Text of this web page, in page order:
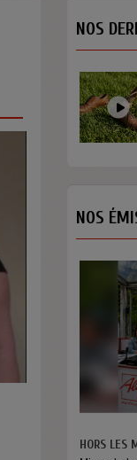
NOS
TANGO
TANGO
Au cœur
NOS
HORS LES MURS